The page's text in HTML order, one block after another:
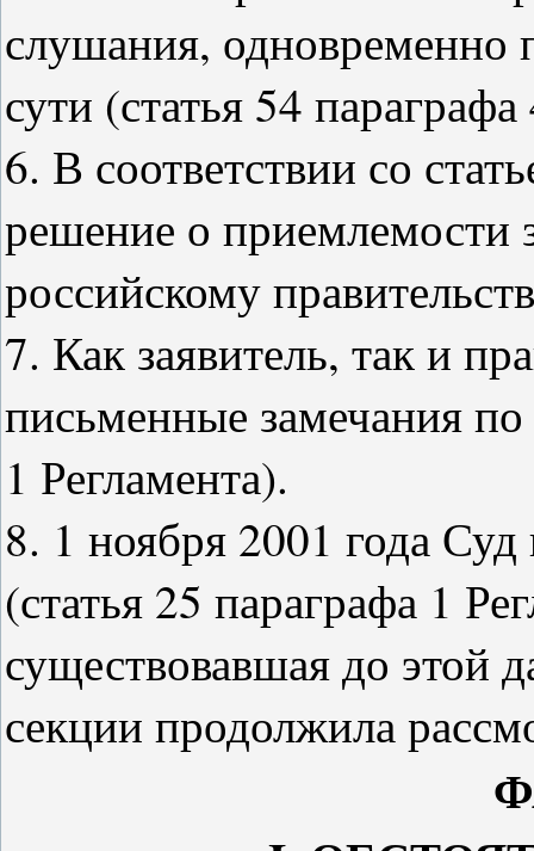
слушания, одновременно
сути (статья 54
6. В соответствии со
решение о приемлемости
российскому
7. Как заявитель, так и
письменные замечания по
1 Регламента).
8. 1 ноября 2001 года
(статья 25 параграфа 1
существовавшая до этой
секции продолжила